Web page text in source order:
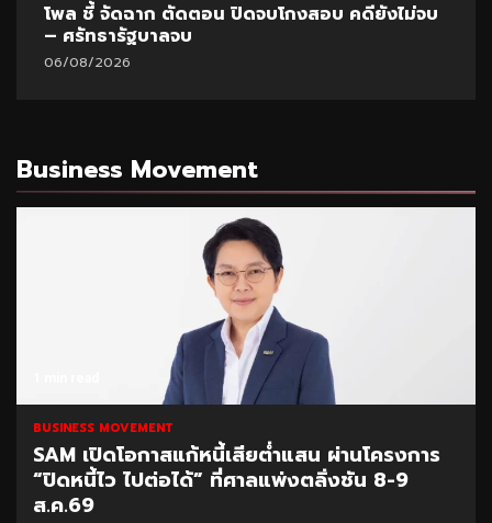
โพล ชี้ จัดฉาก ตัดตอน ปิดจบโกงสอบ คดียังไม่จบ
– ศรัทธารัฐบาลจบ
06/08/2026
Business Movement
BUSINESS MOVEMENT
SAM เปิดโอกาสแก้หนี้เสียต่ำแสน ผ่านโครงการ
“ปิดหนี้ไว ไปต่อได้” ที่ศาลแพ่งตลิ่งชัน 8-9
ส.ค.69